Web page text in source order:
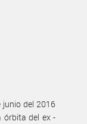
junio del 2016
órbita del ex -